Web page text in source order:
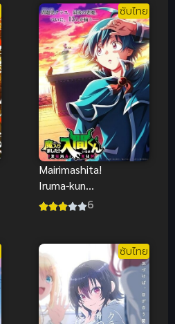
4th ขอ
ต้อนรับสู่
ห้องเรียนนิยม
(เฉพาะ) ยอด
คน ภาค 4 ซับ
ไทย
ซับไทย
Mairimashita!
Iruma-kun
4th อิรุมะคุง
(ซับไทย)
6
ซับไทย